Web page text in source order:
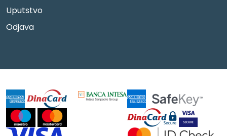
Uputstvo
Odjava